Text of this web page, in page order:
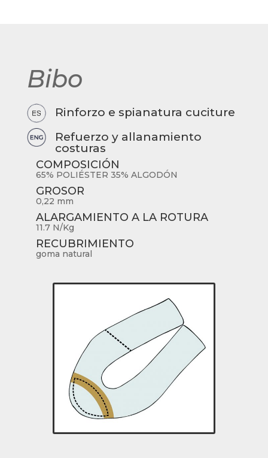
Bibo
Rinforzo e spianatura cuciture
Refuerzo y allanamiento
costuras
COMPOSICIÓN
65% POLIÉSTER 35% ALGODÓN
GROSOR
0,22 mm
ALARGAMIENTO A LA ROTURA
11.7 N/Kg
RECUBRIMIENTO
goma natural